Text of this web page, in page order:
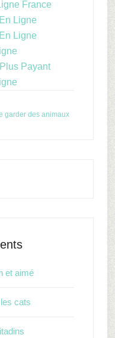
France
Ligne
Ligne
Payant
garder des animaux
et aimé
cats